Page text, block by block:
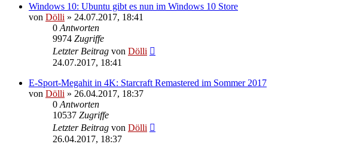
Windows 10: Ubuntu gibt es nun im Windows 10 Store
von Dölli » 24.07.2017, 18:41
0 Antworten
9974 Zugriffe
Letzter Beitrag von Dölli
24.07.2017, 18:41
E-Sport-Megahit in 4K: Starcraft Remastered im Sommer 2017
von Dölli » 26.04.2017, 18:37
0 Antworten
10537 Zugriffe
Letzter Beitrag von Dölli
26.04.2017, 18:37